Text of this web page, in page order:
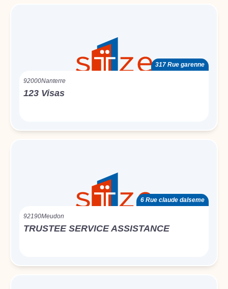
317 Rue garenne
92000Nanterre
123 Visas
6 Rue claude dalseme
92190Meudon
TRUSTEE SERVICE ASSISTANCE